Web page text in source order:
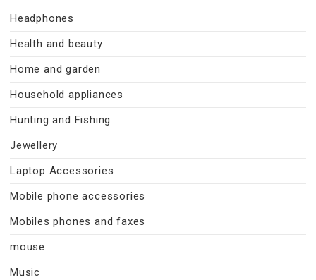
Headphones
Health and beauty
Home and garden
Household appliances
Hunting and Fishing
Jewellery
Laptop Accessories
Mobile phone accessories
Mobiles phones and faxes
mouse
Music